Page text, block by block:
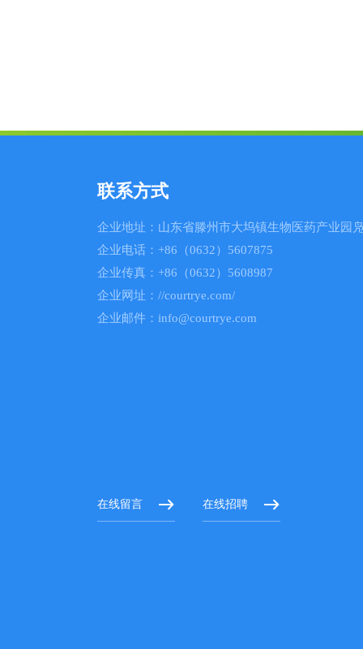
联系方式
企业地址：山东省滕州市大坞镇生物医药产业园
企业电话：+86（0632）5607875
企业传真：+86（0632）5608987
企业网址：//courtrye.com/
企业邮件：info@courtrye.com
在线留言 在线招聘